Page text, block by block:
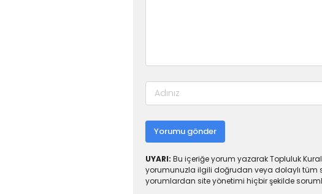
Yorumu gönder
UYARI: Bu içeriğe yorum yazarak Topluluk
yorumunuzla ilgili doğrudan veya dolaylı tüm
yorumlardan site yönetimi hiçbir şekilde